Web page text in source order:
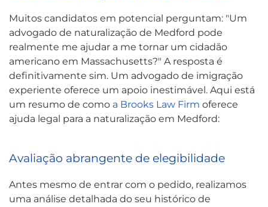
Muitos candidatos em potencial perguntam: "Um
advogado de naturalização de Medford pode
realmente me ajudar a me tornar um cidadão
americano em Massachusetts?" A resposta é
definitivamente sim. Um advogado de imigração
experiente oferece um apoio inestimável. Aqui está
um resumo de como a Brooks Law Firm oferece
ajuda legal para a naturalização em Medford:
Avaliação abrangente de elegibilidade
Antes mesmo de entrar com o pedido, realizamos
uma análise detalhada do seu histórico de